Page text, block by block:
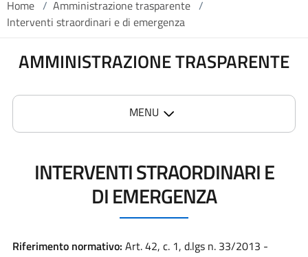
Home / Amministrazione trasparente /
Interventi straordinari e di emergenza
AMMINISTRAZIONE TRASPARENTE
MENU
INTERVENTI STRAORDINARI E
DI EMERGENZA
Riferimento normativo: Art. 42, c. 1, d.lgs n. 33/2013 -